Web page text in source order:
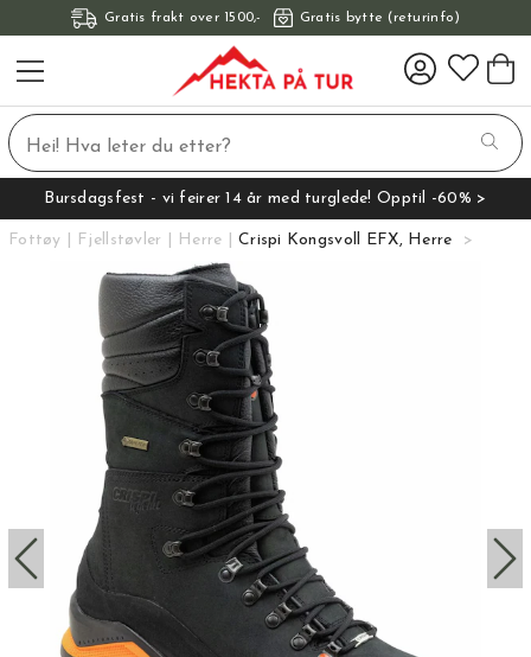
Gratis frakt over 1500,- Gratis bytte (returinfo)
Bursdagsfest - vi feirer 14 år med turglede! Opptil -60% >
Fottøy Fjellstøvler Herre Crispi Kongsvoll EFX, Herre